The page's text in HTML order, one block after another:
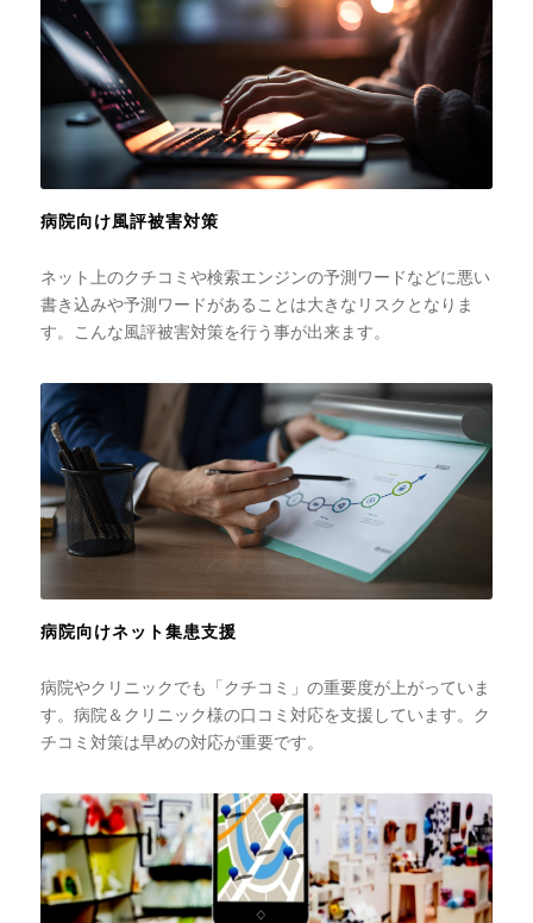
病院向け風評被害対策
ネット上のクチコミや検索エンジンの予測ワードなどに悪い
書き込みや予測ワードがあることは大きなリスクとなりま
す。こんな風評被害対策を行う事が出来ます。
病院向けネット集患支援
病院やクリニックでも「クチコミ」の重要度が上がっていま
す。病院＆クリニック様の口コミ対応を支援しています。ク
チコミ対策は早めの対応が重要です。